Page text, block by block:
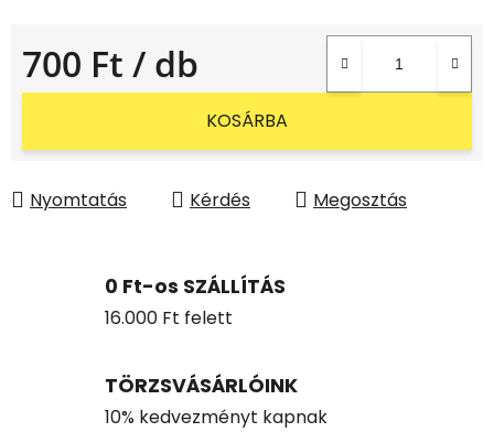
700 Ft / db
Egységár:
KOSÁRBA
Nyomtatás Kérdés Megosztás
0 Ft-os SZÁLLÍTÁS
16.000 Ft felett
TÖRZSVÁSÁRLÓINK
10% kedvezményt kapnak